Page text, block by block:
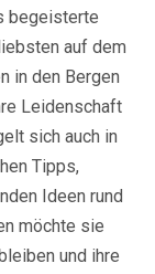
begeisterte
auf dem
in den Bergen
Leidenschaft
sich auch in
Tipps,
Ideen rund
möchte sie
und ihre